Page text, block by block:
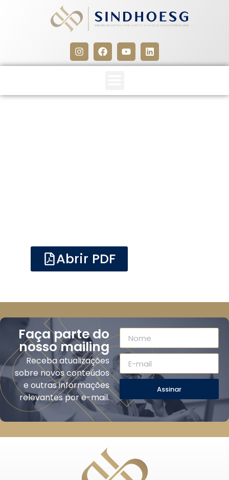
Abrir PDF
Faça parte do
nosso mailing
Receba atualizações
sobre novos conteúdos
e outras informações
relevantes por e-mail.
Assinar